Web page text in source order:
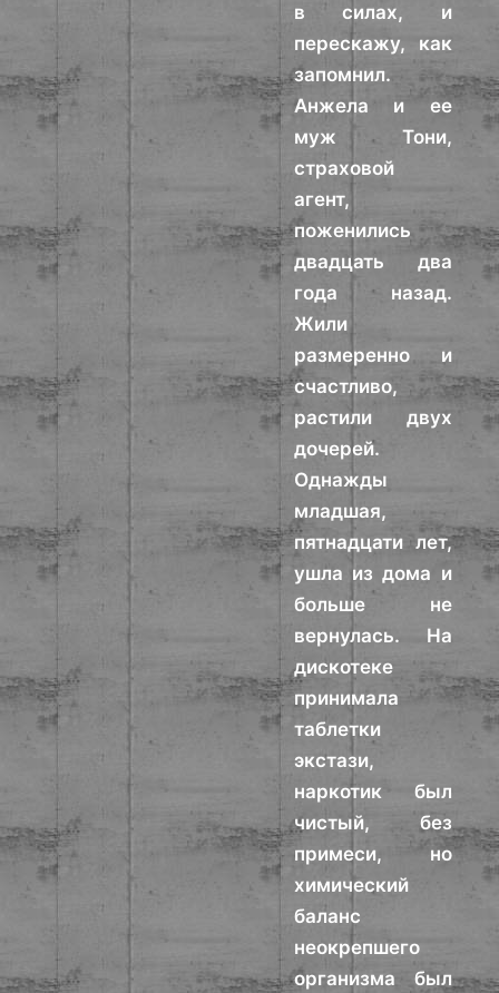
в силах, и
перескажу, как
запомнил.
Анжела и ее
муж Тони,
страховой
агент,
поженились
двадцать два
года назад.
Жили
размеренно и
счастливо,
растили двух
дочерей.
Однажды
младшая,
пятнадцати лет,
ушла из дома и
больше не
вернулась. На
дискотеке
принимала
таблетки
экстази,
наркотик был
чистый, без
примеси, но
химический
баланс
неокрепшего
организма был